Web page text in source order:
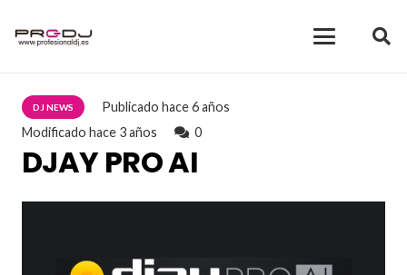
DJ NEWS Publicadohace 6 años
Modificado hace 3 años 0
DJAY PRO AI